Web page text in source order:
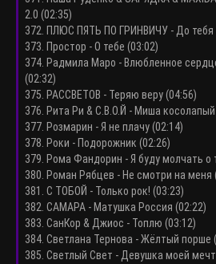
2.0 (02:35)
372. ПЛЮС ПЯТЬ ПО ГРИНВИЧУ - До тебя
373. Простор - О тебе (03:02)
374. Радмила Маро - Влюбленное
(02:32)
375. РАССВЕТОВ - Теряю веру (04:56)
376. Рита Ри & С.В.О.Й - Миша косолапый
377. Розмарин - Я не плачу (02:14)
378. Роки - Подорожник (02:26)
379. Рома Фандорин - Я буду молчать о
380. Роман Рябцев - Не смотри на меня
381. С ТОБОЙ - Только рок! (03:23)
382. САМАРА - Матушка Россия (02:22)
383. СанКор & Джиос - Топлю (03:12)
384. Светлана Тернова - Жёлтый порше
385. Светлый Свет - Девушка моей